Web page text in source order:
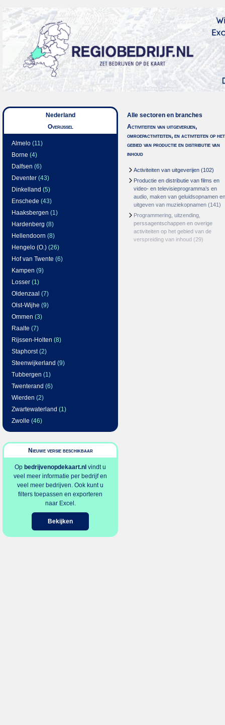
Nederland
Overijssel
Almelo (11)
Borne (4)
Dalfsen (6)
Deventer (43)
Dinkelland (5)
Enschede (43)
Haaksbergen (1)
Hardenberg (8)
Hellendoorn (8)
Hengelo (O.) (26)
Hof van Twente (6)
Kampen (9)
Losser (1)
Oldenzaal (7)
Olst-Wijhe (9)
Ommen (3)
Raalte (7)
Rijssen-Holten (8)
Staphorst(2)
Steenwijkerland (9)
Tubbergen (1)
Twenterand (6)
Wierden (2)
Zwartewaterland (1)
Zwolle (46)
Nieuwe versie beschikbaar
Op bedrijvenopdekaart.nl vindt u
veel meer informatie per bedrijf en
veel meer bedrijven. Ook kunt u
filters toepassen en exporteren
naar Excel.
Bekijken
Alle sectoren en branches
Activiteiten van uitgeverijen,
omroepactiviteiten, en activiteiten op het
gebied van productie en distributie van
inhoud
Activiteiten van uitgeverijen (102)
Productie en distributie van films en
video- en televisieprogramma’s en
audio, maken van geluidsopnamen en
uitgeven van muziekopnamen (141)
Programmering, uitzending,
perssagentschappen en overige
activiteiten op het gebied van de
verspreiding van inhoud (29)